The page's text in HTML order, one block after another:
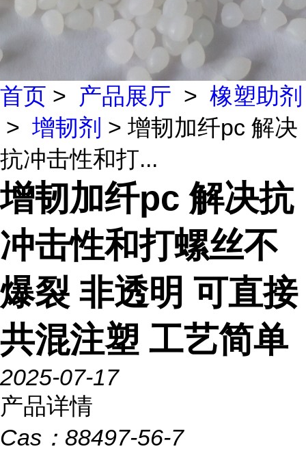
首页 > 产品展厅 > 橡塑助剂
> 增韧剂 > 增韧加纤pc 解决
抗冲击性和打...
增韧加纤pc 解决抗
冲击性和打螺丝不
爆裂 非透明 可直接
共混注塑 工艺简单
2025-07-17
产品详情
Cas： 88497-56-7